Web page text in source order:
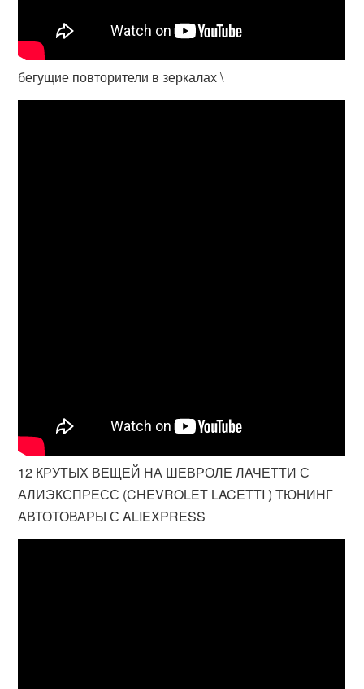
бегущие повторители в зеркалах \
12 КРУТЫХ ВЕЩЕЙ НА ШЕВРОЛЕ ЛАЧЕТТИ С
АЛИЭКСПРЕСС (CHEVROLET LACETTI ) ТЮНИНГ
АВТОТОВАРЫ С ALIEXPRESS